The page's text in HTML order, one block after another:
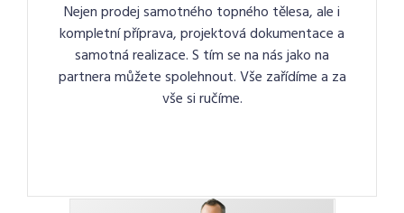
Nejen prodej samotného topného tělesa, ale i
kompletní příprava, projektová dokumentace a
samotná realizace. S tím se na nás jako na
partnera můžete spolehnout. Vše zařídíme a za
vše si ručíme.